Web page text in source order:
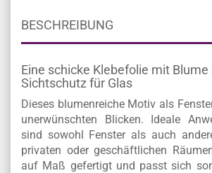
BESCHREIBUNG
Eine schicke Klebefolie mit Blume
Sichtschutz für Glas
Dieses blumenreiche Motiv als
unerwünschten Blicken. Ideale
sind sowohl Fenster als auch
privaten oder geschäftlichen
auf Maß gefertigt und passt sich